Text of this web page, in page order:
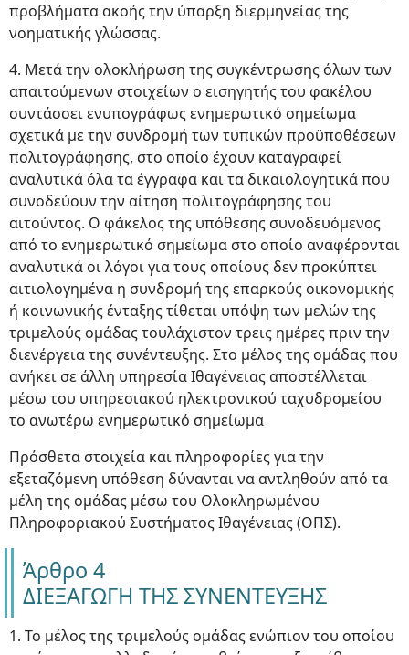
προβλήματα ακοής την ύπαρξη διερμηνείας της
νοηματικής γλώσσας.
4. Μετά την ολοκλήρωση της συγκέντρωσης όλων των
απαιτούμενων στοιχείων ο εισηγητής του φακέλου
συντάσσει ενυπογράφως ενημερωτικό σημείωμα
σχετικά με την συνδρομή των τυπικών προϋποθέσεων
πολιτογράφησης, στο οποίο έχουν καταγραφεί
αναλυτικά όλα τα έγγραφα και τα δικαιολογητικά που
συνοδεύουν την αίτηση πολιτογράφησης του
αιτούντος. Ο φάκελος της υπόθεσης συνοδευόμενος
από το ενημερωτικό σημείωμα στο οποίο αναφέρονται
αναλυτικά οι λόγοι για τους οποίους δεν προκύπτει
αιτιολογημένα η συνδρομή της επαρκούς οικονομικής
ή κοινωνικής ένταξης τίθεται υπόψη των μελών της
τριμελούς ομάδας τουλάχιστον τρεις ημέρες πριν την
διενέργεια της συνέντευξης. Στο μέλος της ομάδας που
ανήκει σε άλλη υπηρεσία Ιθαγένειας αποστέλλεται
μέσω του υπηρεσιακού ηλεκτρονικού ταχυδρομείου
το ανωτέρω ενημερωτικό σημείωμα
Πρόσθετα στοιχεία και πληροφορίες για την
εξεταζόμενη υπόθεση δύνανται να αντληθούν από τα
μέλη της ομάδας μέσω του Ολοκληρωμένου
Πληροφοριακού Συστήματος Ιθαγένειας (ΟΠΣ).
Άρθρο 4
ΔΙΕΞΑΓΩΓΗ ΤΗΣ ΣΥΝΕΝΤΕΥΞΗΣ
1. Το μέλος της τριμελούς ομάδας ενώπιον του οποίου